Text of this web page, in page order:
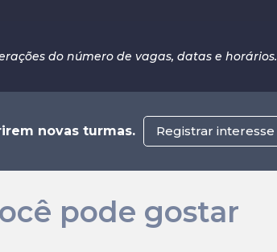
do número de vagas, datas e horários.
novas turmas. Registrar interesse
pode gostar